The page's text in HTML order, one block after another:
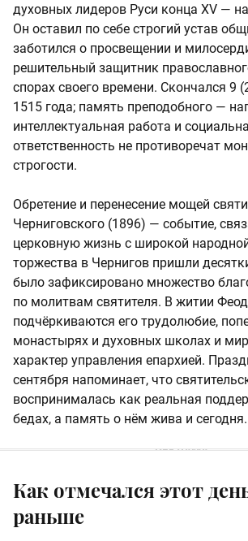
духовных лидеров Руси конца XV —
Он оставил по себе строгий устав
заботился о просвещении и
решительный защитник
спорах своего времени. Скончался 9
1515 года; память преподобного —
интеллектуальная работа и
ответственность не противоречат
строгости.
Обретение и перенесение мощей
Черниговского (1896) — событие,
церковную жизнь с широкой
торжества в Чернигов пришли
было зафиксировано множество
по молитвам святителя. В житии
подчёркиваются его трудолюбие,
монастырях и духовных школах и
характер управления епархией.
сентября напоминает, что
воспринималась как реальная
бедах, а память о нём жива и сегодня.
Как отмечался этот
раньше